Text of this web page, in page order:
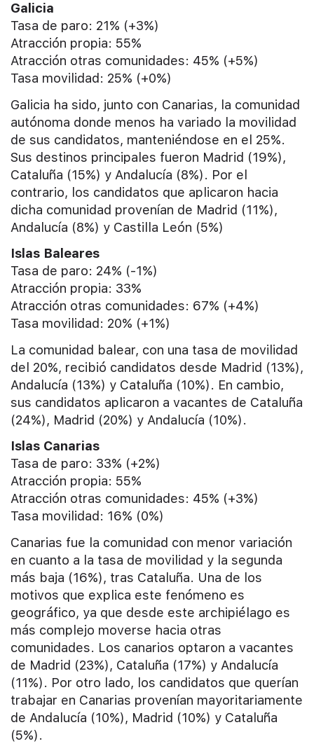
Galicia
Tasa de paro: 21% (+3%)
Atracción propia: 55%
Atracción otras comunidades: 45% (+5%)
Tasa movilidad: 25% (+0%)
Galicia ha sido, junto con Canarias, la comunidad
autónoma donde menos ha variado la movilidad
de sus candidatos, manteniéndose en el 25%.
Sus destinos principales fueron Madrid (19%),
Cataluña (15%) y Andalucía (8%). Por el
contrario, los candidatos que aplicaron hacia
dicha comunidad provenían de Madrid (11%),
Andalucía (8%) y Castilla León (5%)
Islas Baleares
Tasa de paro: 24% (-1%)
Atracción propia: 33%
Atracción otras comunidades: 67% (+4%)
Tasa movilidad: 20% (+1%)
La comunidad balear, con una tasa de movilidad
del 20%, recibió candidatos desde Madrid (13%),
Andalucía (13%) y Cataluña (10%). En cambio,
sus candidatos aplicaron a vacantes de Cataluña
(24%), Madrid (20%) y Andalucía (10%).
Islas Canarias
Tasa de paro: 33% (+2%)
Atracción propia: 55%
Atracción otras comunidades: 45% (+3%)
Tasa movilidad: 16% (0%)
Canarias fue la comunidad con menor variación
en cuanto a la tasa de movilidad y la segunda
más baja (16%), tras Cataluña. Una de los
motivos que explica este fenómeno es
geográfico, ya que desde este archipiélago es
más complejo moverse hacia otras
comunidades. Los canarios optaron a vacantes
de Madrid (23%), Cataluña (17%) y Andalucía
(11%). Por otro lado, los candidatos que querían
trabajar en Canarias provenían mayoritariamente
de Andalucía (10%), Madrid (10%) y Cataluña
(5%).